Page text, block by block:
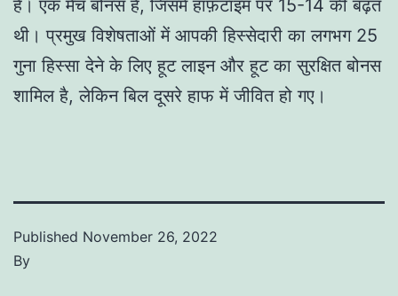
हैं। एक मैच बोनस है, जिसमें हाफ़टाइम पर 15-14 की बढ़त
थी। प्रमुख विशेषताओं में आपकी हिस्सेदारी का लगभग 25
गुना हिस्सा देने के लिए हूट लाइन और हूट का सुरक्षित बोनस
शामिल है, लेकिन बिल दूसरे हाफ में जीवित हो गए।
Published November 26, 2022
By